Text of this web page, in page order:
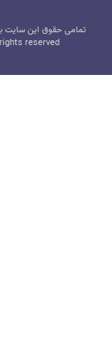
تمامی حقوق این سایت
reserved